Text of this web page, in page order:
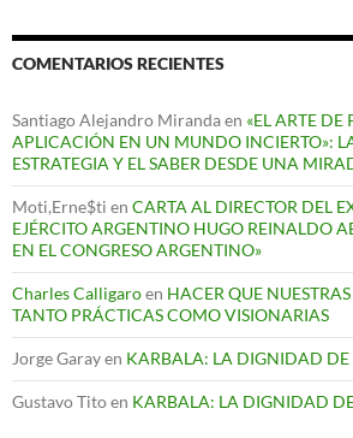
COMENTARIOS RECIENTES
Santiago Alejandro Mirandaen «EL ARTE DE
APLICACIÓN EN UN MUNDO INCIERTO»:
ESTRATEGIA Y EL SABER DESDE UNA
Moti,Erne$ti en CARTA AL DIRECTOR DEL
EJÉRCITO ARGENTINO HUGO REINALDO
EN EL CONGRESO ARGENTINO»
Charles Calligaroen HACER QUE
TANTO PRÁCTICAS COMO VISIONARIAS
Jorge Garayen KARBALA: LA DIGNIDAD DE
Gustavo Titoen KARBALA: LA DIGNIDAD DE